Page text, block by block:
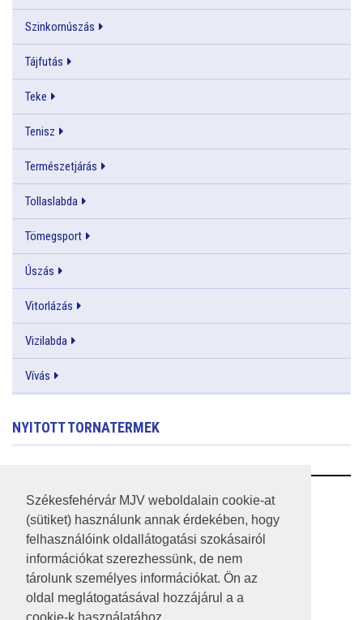
Székesfehérvár MJV weboldalain cookie-at
(sütiket) használunk annak érdekében, hogy
felhasználóink oldallátogatási szokásairól
információkat szerezhessünk, de nem
tárolunk személyes információkat. Ön az
oldal meglátogatásával hozzájárul a a
Szinkornúszás
Tájfutás
Teke
Tenisz
Természetjárás
Tollaslabda
Tömegsport
Úszás
Vitorlázás
Vizilabda
Vívás
NYITOTT TORNATERMEK
RSS
A HONLAP 2017.03.31-I ÁLLAPOTA
JOGI NYILATKOZAT
IMPRESSZUM